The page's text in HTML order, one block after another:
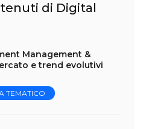
di Digital
Management &
e trend evolutivi
TEMATICO